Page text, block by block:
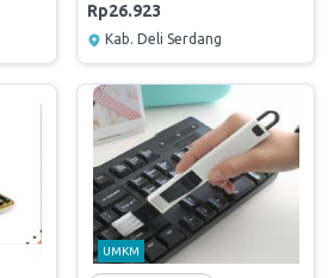
Rp26.923
Kab. Deli Serdang
UMKM